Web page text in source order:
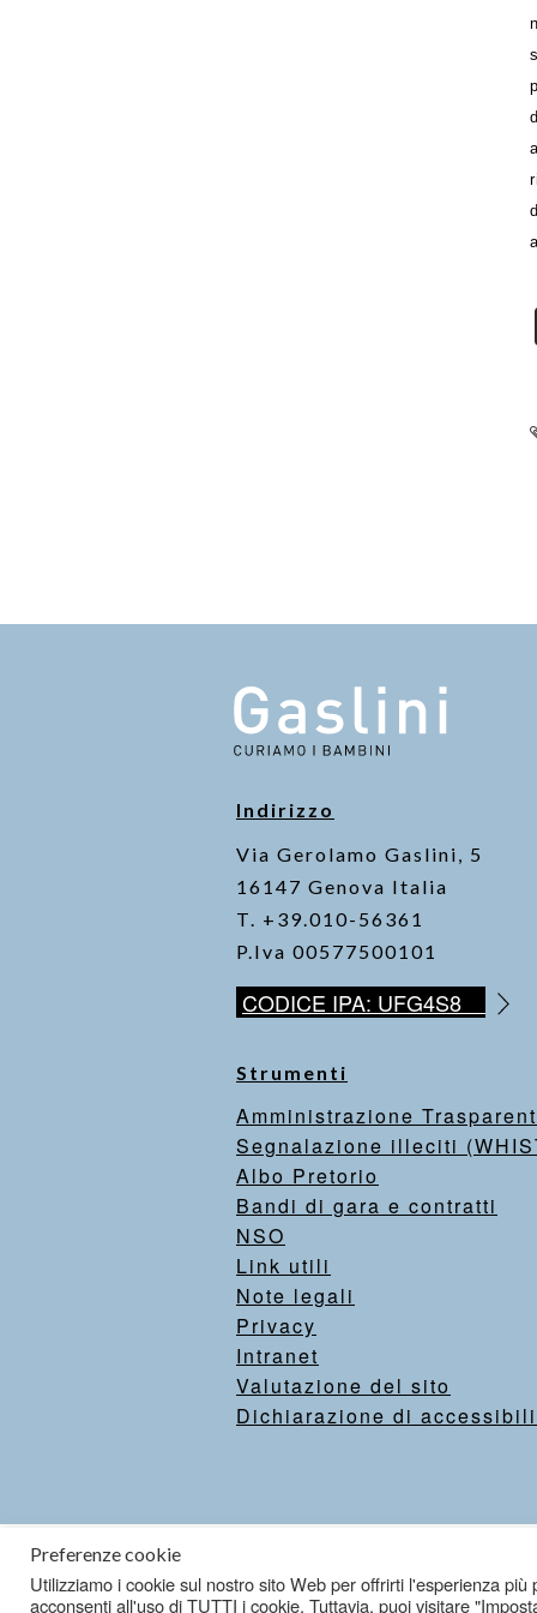
Indirizzo
Via Gerolamo Gaslini, 5
16147 Genova Italia
T. +39.010-56361
P.Iva 00577500101
CODICE IPA: UFG4S8
Strumenti
Amministrazione
Segnalazione illeciti
Albo Pretorio
Bandi di gara e contratti
NSO
Link utili
Note legali
Privacy
Intranet
Valutazione del sito
Dichiarazione di
Preferenze cookie
Utilizziamo i cookie sul nostro sito Web per offrirti l'esperienza
acconsenti all'uso di TUTTI i cookie. Tuttavia, puoi visitare